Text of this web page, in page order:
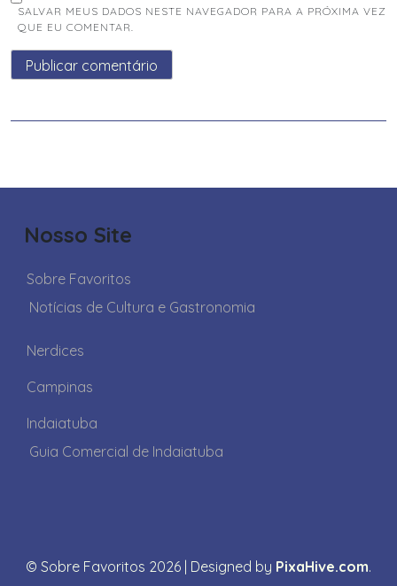
SALVAR MEUS DADOS NESTE NAVEGADOR PARA A PRÓXIMA VEZ
QUE EU COMENTAR.
Nosso Site
Sobre Favoritos
Notícias de Cultura e Gastronomia
Nerdices
Campinas
Indaiatuba
Guia Comercial de Indaiatuba
© Sobre Favoritos 2026 | Designed by PixaHive.com.